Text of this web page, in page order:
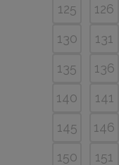
125
126
130
131
135
136
140
141
145
146
150
151